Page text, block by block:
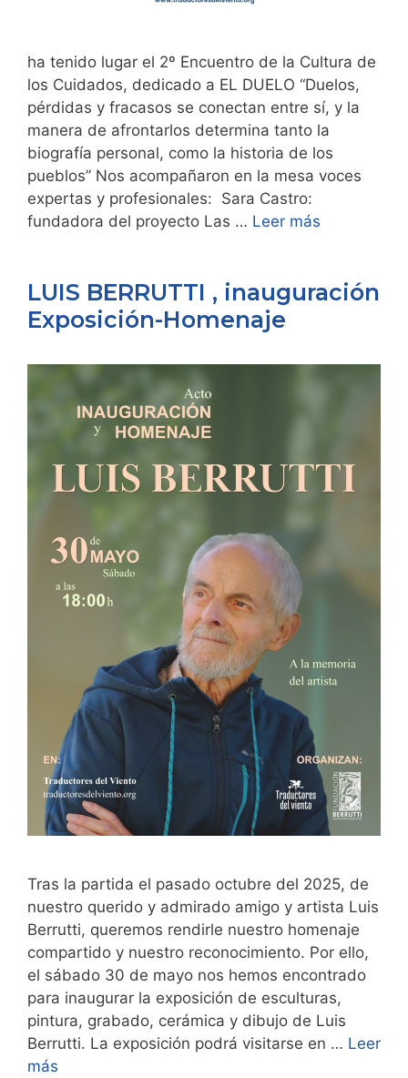
ha tenido lugar el 2º Encuentro de la Cultura de
los Cuidados, dedicado a EL DUELO “Duelos,
pérdidas y fracasos se conectan entre sí, y la
manera de afrontarlos determina tanto la
biografía personal, como la historia de los
pueblos” Nos acompañaron en la mesa voces
expertas y profesionales: Sara Castro:
fundadora del proyecto Las … Leer más
LUIS BERRUTTI , inauguración
Exposición-Homenaje
Tras la partida el pasado octubre del 2025, de
nuestro querido y admirado amigo y artista Luis
Berrutti, queremos rendirle nuestro homenaje
compartido y nuestro reconocimiento. Por ello,
el sábado 30 de mayo nos hemos encontrado
para inaugurar la exposición de esculturas,
pintura, grabado, cerámica y dibujo de Luis
Berrutti. La exposición podrá visitarse en … Leer
más